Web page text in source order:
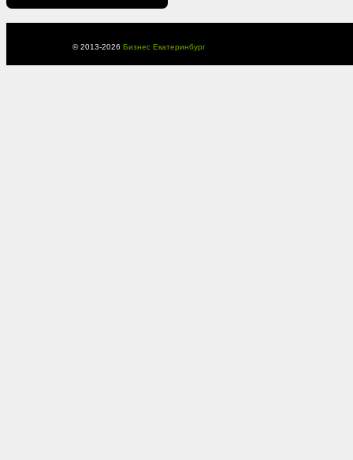
© 2013-2026 Бизнес Екатеринбург